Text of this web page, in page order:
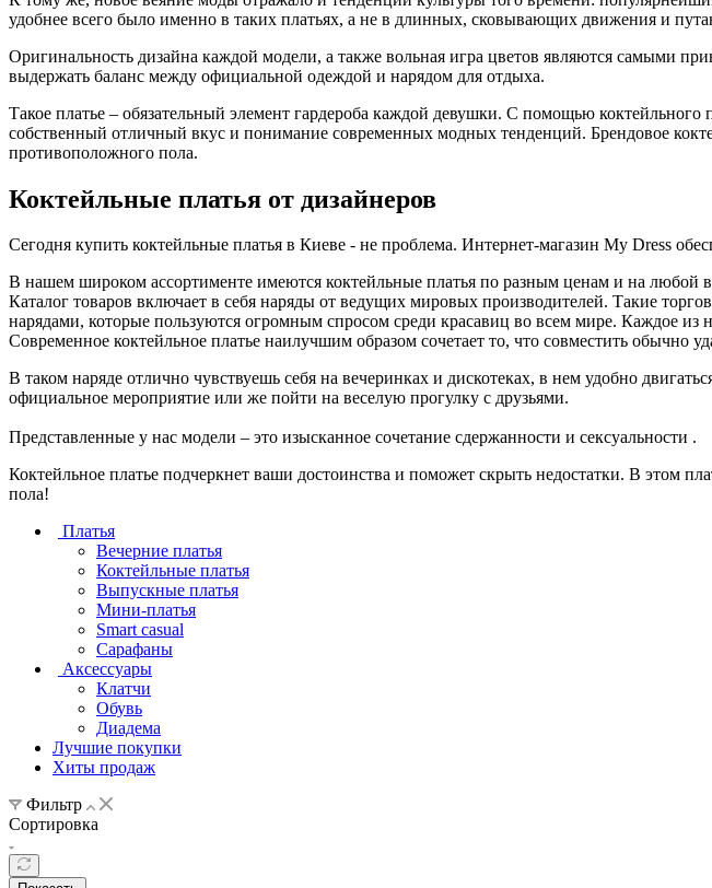
удобнее всего было именно в таких платьях, а не в длинных, сковывающих движения и
Оригинальность дизайна каждой модели, а также вольная игра цветов являются самыми
выдержать баланс между официальной одеждой и нарядом для отдыха.
Такое платье – обязательный элемент гардероба каждой девушки. С помощью
собственный отличный вкус и понимание современных модных тенденций. Брендовое
противоположного пола.
Коктейльные платья от дизайнеров
Сегодня купить коктейльные платья в Киеве - не проблема. Интернет-магазин My Dress
В нашем широком ассортименте имеются коктейльные платья по разным ценам и на любой
Каталог товаров включает в себя наряды от ведущих мировых производителей. Такие
нарядами, которые пользуются огромным спросом среди красавиц во всем мире. Каждое из
Современное коктейльное платье наилучшим образом сочетает то, что совместить обычно
В таком наряде отлично чувствуешь себя на вечеринках и дискотеках, в нем удобно
официальное мероприятие или же пойти на веселую прогулку с друзьями.
Представленные у нас модели – это изысканное сочетание сдержанности и сексуальности .
Коктейльное платье подчеркнет ваши достоинства и поможет скрыть недостатки. В этом
пола!
Платья
Вечерние платья
Коктейльные платья
Выпускные платья
Мини-платья
Smart casual
Сарафаны
Аксессуары
Клатчи
Обувь
Диадема
Лучшие покупки
Хиты продаж
Фильтр
Сортировка